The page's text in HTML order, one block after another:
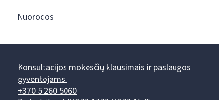
Nuorodos
Konsultacijos mokesčių klausimais ir paslaugos
gyventojams:
+370 5 260 5060